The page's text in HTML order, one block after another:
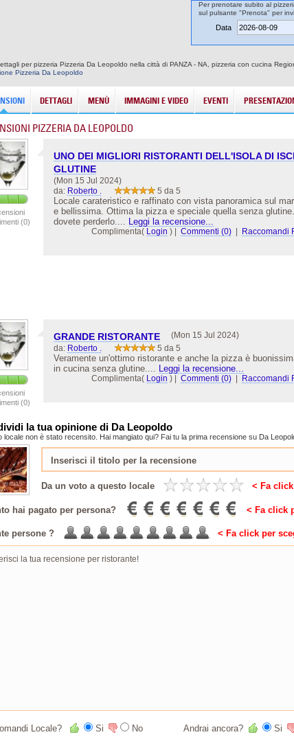
Per prenotare subito al
sul pulsante "Prenota" per
Data
per pizzeria Pizzeria Da Leopoldo nella città di PANZA - NA, pizzeria con cucina
Pizzeria Da Leopoldo
DETTAGLI MENÙ IMMAGINI E VIDEO EVENTI
PIZZERIA DA LEOPOLDO
(0)
UNO DEI MIGLIORI RISTORANTI DELL'ISOLA DI
GLUTINE
(Mon 15 Jul 2024)
da: Roberto . 5 da 5
Locale carateristico e raffinato con vista panoramica sul
e bellissima. Ottima la pizza e speciale quella senza
dovete perderlo....
Leggi la recensione...
Complimenta( Login ) Commenti (0) Raccomandi
(0)
GRANDE RISTORANTE (Mon 15 Jul 2024)
da: Roberto . 5 da 5
Veramente un'ottimo ristorante e anche la pizza è
in cucina senza glutine....
Leggi la recensione...
Complimenta( Login ) Commenti (0) Raccomandi
la tua opinione di Da Leopoldo
locale non è stato recensito. Hai mangiato qui? Fai tu la prima recensione su Da
Da un voto a questo locale < Fa
hai pagato per persona? < Fa click
persone ? < Fa click per
Locale? Si No Andrai ancora? Si